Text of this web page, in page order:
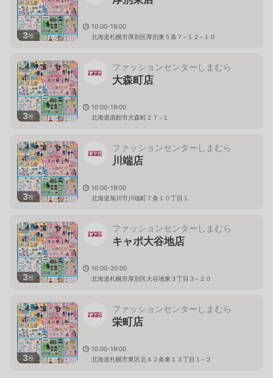
3枚
10:00-19:00
北海道札幌市厚別区厚別東５条７−１２−１０
3枚
ファッションセンターしまむら
大森町店
10:00-19:00
北海道函館市大森町２７−１
3枚
ファッションセンターしまむら
川端店
10:00-19:00
北海道旭川市川端町７条１０丁目１
3枚
ファッションセンターしまむら
キャポ大谷地店
10:00-20:00
北海道札幌市厚別区大谷地東３丁目３−２０
3枚
ファッションセンターしまむら
栄町店
10:00-19:00
北海道札幌市東区北４２条東１３丁目１−２